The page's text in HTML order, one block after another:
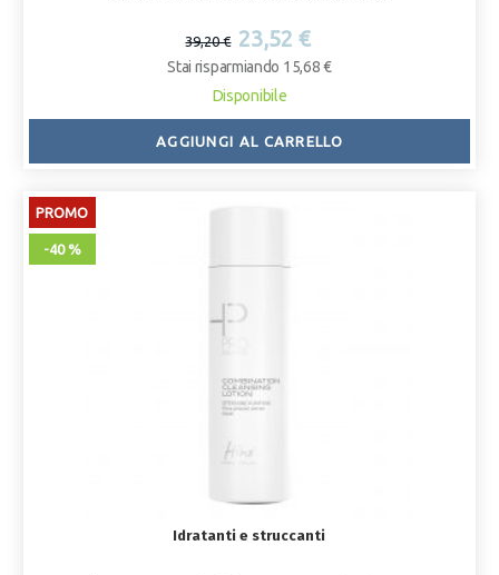
39,20 € 23,52 €
Stai risparmiando 15,68 €
Disponibile
AGGIUNGI AL CARRELLO
PROMO
-40 %
Idratanti e struccanti